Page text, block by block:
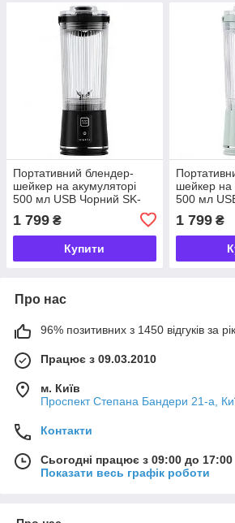
Портативний блендер-
шейкер на акумуляторі
500 мл USB Чорний SK-
1 799 ₴
Купити
шейкер на
500 мл
1 799₴
Про нас
96% позитивних з 1450 відгуків за рік
Працює з 09.03.2010
м. Київ
Проспект Степана Бандери 21-а,
Контакти
Сьогодні працює з 09:00 до 17:00
Показати весь графік роботи